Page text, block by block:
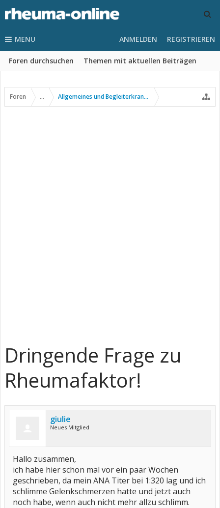
MENU
Foren durchsuchen Themen mit aktuellen Beiträgen
ANMELDEN REGISTRIEREN
Foren ... Allgemeines und Begleiterkrankungen
Dringende Frage zu
Rheumafaktor!
giulie
Neues Mitglied
Hallo zusammen,
ich habe hier schon mal vor ein paar Wochen
geschrieben, da mein ANA Titer bei 1:320 lag und ich
schlimme Gelenkschmerzen hatte und jetzt auch
noch habe, wenn auch nicht mehr allzu schlimm.